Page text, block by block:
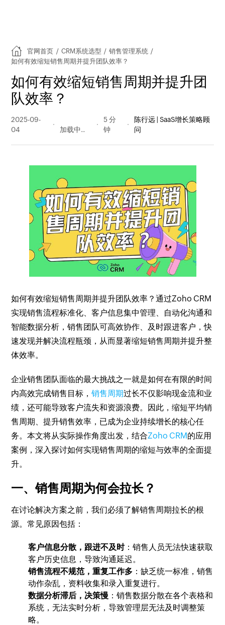
官网首页 / CRM系统选型 / 销售管理系统 /
如何有效缩短销售周期并提升团队效率？
如何有效缩短销售周期并提升团
队效率？
2025-09-
04
量
5 分
钟
陈行远 | SaaS增长策略顾
问
如何有效缩短销售周期并提升团队效率？通过Zoho CRM
实现销售流程标准化、客户信息集中管理、自动化沟通和
智能数据分析，销售团队可高效协作、及时跟进客户，快
速发现并解决流程瓶颈，从而显著缩短销售周期并提升整
体效率。
企业销售团队面临的最大挑战之一就是如何在有限的时间
内高效完成销售目标，销售周期过长不仅影响现金流和业
绩，还可能导致客户流失和资源浪费。因此，缩短平均销
售周期、提升销售效率，已成为企业持续增长的核心任
务。本文将从实际操作角度出发，结合Zoho CRM的应用
案例，深入探讨如何实现销售周期的缩短与效率的全面提
升。
一、销售周期为何会拉长？
在讨论解决方案之前，我们必须了解销售周期拉长的根
源。常见原因包括：
客户信息分散，跟进不及时：销售人员无法快速获取
客户历史信息，导致沟通延迟。
销售流程不规范，重复工作多 ：缺乏统一标准，销售
动作杂乱，资料收集和录入重复进行。
数据分析滞后，决策慢 ：销售数据分散在各个表格和
系统，无法实时分析，导致管理层无法及时调整策
略。